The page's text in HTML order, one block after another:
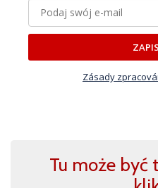
Zásady
Tu może być